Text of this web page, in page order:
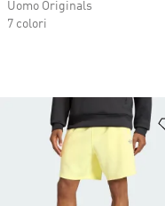
Uomo Originals
7 colori